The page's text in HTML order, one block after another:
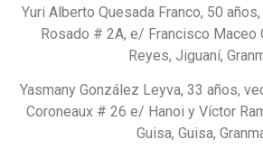
Yuri Alberto Quesada Franco, 50
Rosado # 2A, e/ Francisco Maceo
Reyes, Jiguaní,
Yasmany González Leyva, 33 años,
Coroneaux # 26 e/ Hanoi y Víctor
Guisa, Guisa,